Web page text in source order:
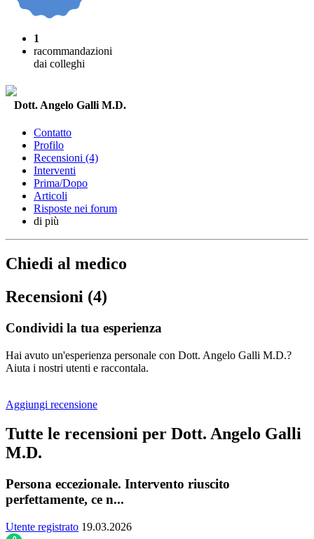
1
racommandazioni
dai colleghi
Dott. Angelo Galli M.D.
Contatto
Profilo
Recensioni (4)
Interventi
Prima/Dopo
Articoli
Risposte nei forum
di più
Chiedi al medico
Recensioni (4)
Condividi la tua esperienza
Hai avuto un'esperienza personale con Dott. Angelo Galli M.D.?
Aiuta i nostri utenti e raccontala.
Aggiungi recensione
Tutte le recensioni per Dott. Angelo Galli
M.D.
Persona eccezionale. Intervento riuscito
perfettamente, ce n...
Utente registrato 19.03.2026